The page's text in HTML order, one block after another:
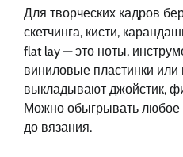
Для творческих кадров
скетчинга, кисти,
flat lay — это ноты,
виниловые пластинки
выкладывают джойстик,
Можно обыгрывать любое
до вязания.